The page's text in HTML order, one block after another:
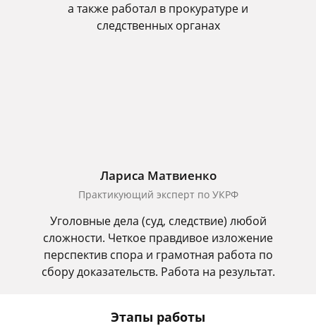
а также работал в прокуратуре и
следственных органах
Лариса Матвиенко
Практикующий эксперт по УКРФ
Уголовные дела (суд, следствие) любой
сложности. Четкое правдивое изложение
перспектив спора и грамотная работа по
сбору доказательств. Работа на результат.
Этапы работы